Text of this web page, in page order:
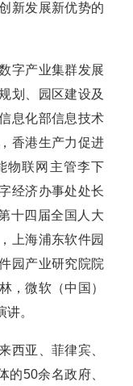
新发展新优势的
字产业集群发展
划、园区建设及
息化部信息技术
香港生产力促进
物联网主管李下
经济办事处处长
十四届全国人大
上海浦东软件园
园产业研究院院
，微软（中国）
。
亚、菲律宾、
的50余名政府、